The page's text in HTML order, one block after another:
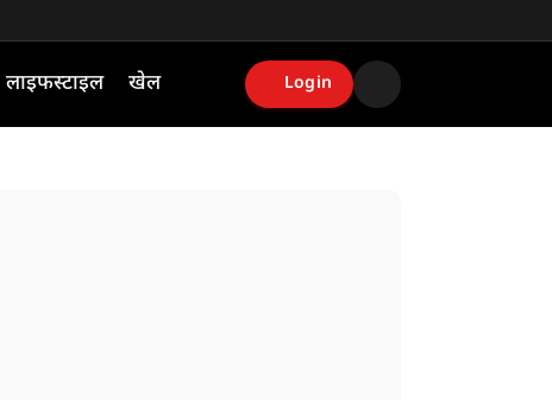
लाइफस्टाइल खेल Login